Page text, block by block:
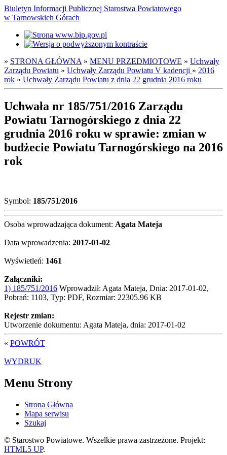
Biuletyn Informacji Publicznej Starostwa Powiatowego
w Tarnowskich Górach
» STRONA GŁÓWNA » MENU PRZEDMIOTOWE » Uchwały
Zarządu Powiatu » Uchwały Zarządu Powiatu V kadencji » 2016
rok » Uchwały Zarządu Powiatu z dnia 22 grudnia 2016 roku
Uchwała nr 185/751/2016 Zarządu
Powiatu Tarnogórskiego z dnia 22
grudnia 2016 roku w sprawie: zmian w
budżecie Powiatu Tarnogórskiego na 2016
rok
Symbol: 185/751/2016
Osoba wprowadzająca dokument: Agata Mateja
Data wprowadzenia: 2017-01-02
Wyświetleń: 1461
Załączniki:
1) 185/751/2016 Wprowadził: Agata Mateja, Dnia: 2017-01-02,
Pobrań: 1103, Typ: PDF, Rozmiar: 22305.96 KB
Rejestr zmian:
Utworzenie dokumentu: Agata Mateja, dnia: 2017-01-02
« POWRÓT
WYDRUK
Menu Strony
Strona Główna
Mapa serwisu
Szukaj
© Starostwo Powiatowe. Wszelkie prawa zastrzeżone. Projekt:
HTML5 UP.